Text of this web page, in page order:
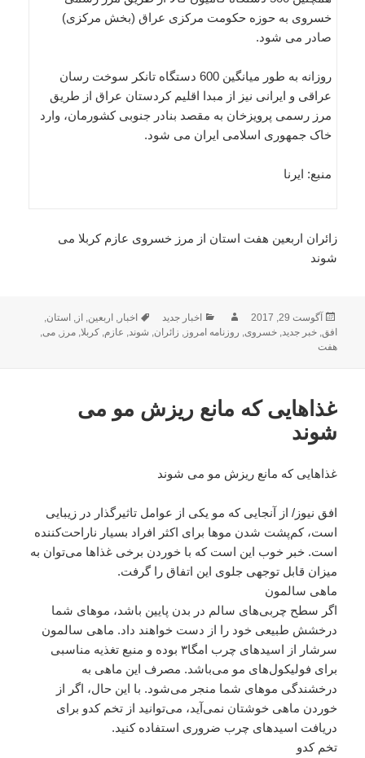
خسروی به حوزه حکومت مرکزی عراق (بخش مرکزی)
صادر می شود.
روزانه به طور میانگین 600 دستگاه تانکر سوخت رسان
عراقی و ایرانی نیز از مبدا اقلیم کردستان عراق از طریق
مرز رسمی پرویزخان به مقصد بنادر جنوبی کشورمان، وارد
خاک جمهوری اسلامی ایران می شود.
منبع: ایرنا
زائران اربعین هفت استان از مرز خسروی عازم کربلا می
شوند
ارسال
شده
در
آگوست 29, 2017 نویسندهدسته‌ها
اخبار جدید برچسب‌ها
اخبار, اربعین, از, استان,
افق,خبر جدید,خسروی, روزنامه امروز, زائران, شوند, عازم,کربلا,مرز,می,
هفت
غذاهایی که مانع ریزش مو می
شوند
غذاهایی که مانع ریزش مو می شوند
افق نیوز/ از آنجایی که مو یکی از عوامل تاثیرگذار در زیبایی
است، کم‌پشت شدن موها برای اکثر افراد بسیار ناراحت‌کننده
است. خبر خوب این است که با خوردن برخی غذاها می‌توان به
میزان قابل توجهی جلوی این اتفاق را گرفت.
ماهی سالمون
اگر سطح چربی‌های سالم در بدن پایین باشد، موهای شما
درخشش طبیعی خود را از دست خواهند داد. ماهی سالمون
سرشار از اسیدهای چرب امگا۳ بوده و منبع تغذیه مناسبی
برای فولیکول‌های مو می‌باشد. مصرف این ماهی به
درخشندگی موهای شما منجر می‌شود. با این حال، اگر از
خوردن ماهی خوشتان نمی‌آید، می‌توانید از تخم کدو برای
دریافت اسیدهای چرب ضروری استفاده کنید.
تخم کدو